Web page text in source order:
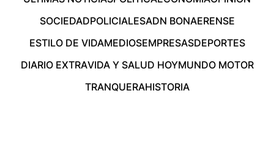
SOCIEDADPOLICIALESADN BONAERENSE
ESTILO DE VIDAMEDIOSEMPRESASDEPORTES
DIARIO EXTRAVIDA Y SALUD HOYMUNDO MOTOR
TRANQUERAHISTORIA